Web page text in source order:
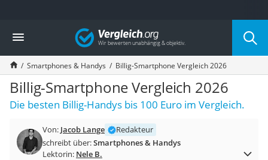
Die beliebtesten Vergleiche nach Kategorie
Elektronik
Powerstation
Monitor 32 Zoll 4K
Fernseher
Drucker
Desktop-PC
Diascanner
Laser-Multifunktionsdrucker
Vergleich
Smartphones & Handys Billig-Smartphone Vergleich 2026
Billig-Smartphone Vergleich 2026
Die besten Billig-Handys bis 100 Euro im Vergleich.
Von: Jacob Lange
Redakteur
schreibt über:Smartphones & Handys
Lektorin: Nele B.